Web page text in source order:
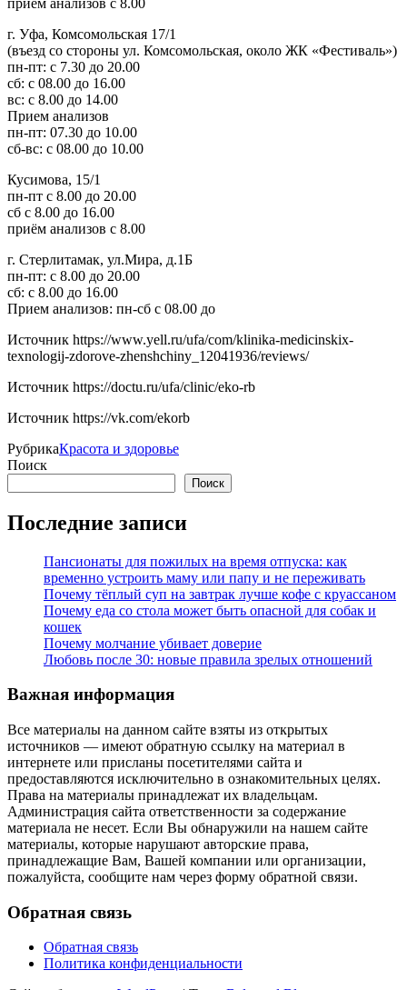
г. Уфа, Комсомольская 17/1
(въезд со стороны ул. Комсомольская, около ЖК «Фестиваль»)
пн-пт: с 7.30 до 20.00
сб: с 08.00 до 16.00
вс: с 8.00 до 14.00
Прием анализов
пн-пт: 07.30 до 10.00
сб-вс: с 08.00 до 10.00
Кусимова, 15/1
пн-пт с 8.00 до 20.00
сб с 8.00 до 16.00
приём анализов с 8.00
г. Стерлитамак, ул.Мира, д.1Б
пн-пт: с 8.00 до 20.00
сб: с 8.00 до 16.00
Прием анализов: пн-сб с 08.00 до
Источник https://www.yell.ru/ufa/com/klinika-medicinskix-
texnologij-zdorove-zhenshchiny_12041936/reviews/
Источник https://doctu.ru/ufa/clinic/eko-rb
Источник https://vk.com/ekorb
РубрикаКрасота и здоровье
Поиск
Поиск
Последние записи
Пансионаты для пожилых на время отпуска: как
временно устроить маму или папу и не переживать
Почему тёплый суп на завтрак лучше кофе с круассаном
Почему еда со стола может быть опасной для собак и
кошек
Почему молчание убивает доверие
Любовь после 30: новые правила зрелых отношений
Важная информация
Все материалы на данном сайте взяты из открытых
источников — имеют обратную ссылку на материал в
интернете или присланы посетителями сайта и
предоставляются исключительно в ознакомительных целях.
Права на материалы принадлежат их владельцам.
Администрация сайта ответственности за содержание
материала не несет. Если Вы обнаружили на нашем сайте
материалы, которые нарушают авторские права,
принадлежащие Вам, Вашей компании или организации,
пожалуйста, сообщите нам через форму обратной связи.
Обратная связь
Обратная связь
Политика конфиденциальности